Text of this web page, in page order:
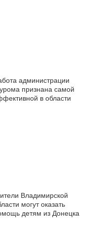
администрации
признана самой
в области
Владимирской
могут оказать
детям из Донецка